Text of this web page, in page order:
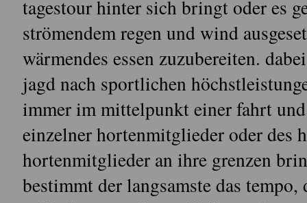
tagestour hinter sich bringt oder es
strömendem regen und wind
wärmendes essen zuzubereiten.
jagd nach sportlichen
immer im mittelpunkt einer fahrt
einzelner hortenmitglieder oder des
hortenmitglieder an ihre grenzen
bestimmt der langsamste das